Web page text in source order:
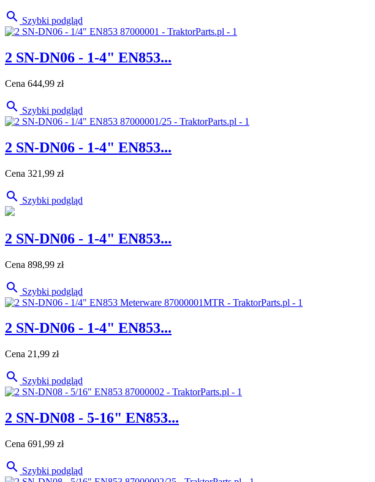
 Szybki podgląd
2 SN-DN06 - 1-4" EN853...
Cena 644,99 zł
 Szybki podgląd
2 SN-DN06 - 1-4" EN853...
Cena 321,99 zł
 Szybki podgląd
2 SN-DN06 - 1-4" EN853...
Cena 898,99 zł
 Szybki podgląd
2 SN-DN06 - 1-4" EN853...
Cena 21,99 zł
 Szybki podgląd
2 SN-DN08 - 5-16" EN853...
Cena 691,99 zł
 Szybki podgląd